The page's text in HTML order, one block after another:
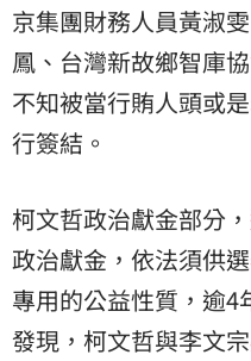
京集團財務人員黃淑
鳳、台灣新故鄉智庫
不知被當行賄人頭或
行簽結。
柯文哲政治獻金部分
政治獻金，依法須供
專用的公益性質，逾4
發現，柯文哲與李文